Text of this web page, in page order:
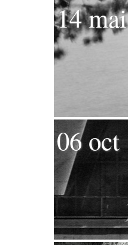
14 mai
06 oct